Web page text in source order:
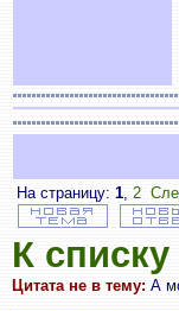
На страницу: 1, 2
К
Цитата не в тему: А